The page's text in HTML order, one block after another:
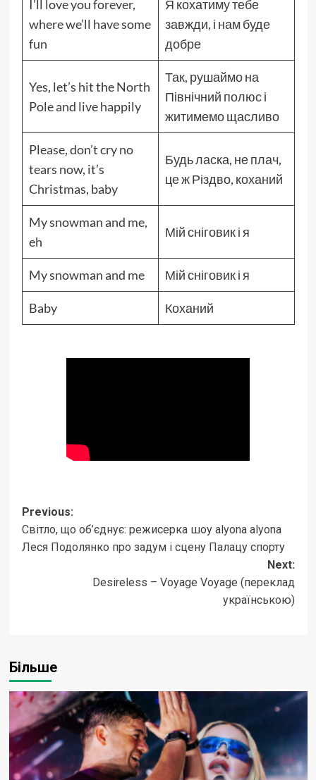
I’ll love you forever,
where we’ll have some
fun
Я кохатиму тебе
завжди, і нам буде
добре
Yes, let’s hit the North
Pole and live happily
Так, рушаймо на
Північний полюс і
житимемо щасливо
Please, don’t cry no
tears now, it’s
Christmas, baby
Будь ласка, не плач,
це ж Різдво, коханий
My snowman and me,
eh
Мій сніговик і я
My snowman and me Мій сніговик і я
Baby Коханий
Post
navigation
Previous:
Світло, що об’єднує: режисерка шоу alyona alyona
Леся Подолянко про задум і сцену Палацу спорту
Next:
Desireless – Voyage Voyage (переклад
українською)
Більше